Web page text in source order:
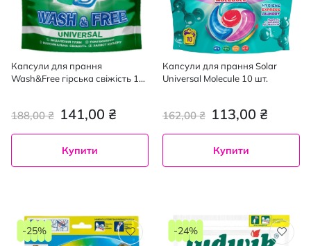
Капсули для прання
Wash&Free гірська свіжість 10
141,00 ₴
188,00 ₴
Купити
Капсули для прання Solar
Universal Molecule 10 шт.
113,00 ₴
162,00 ₴
Купити
-25% -24%